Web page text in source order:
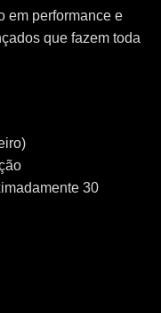
em performance e
que fazem toda
30